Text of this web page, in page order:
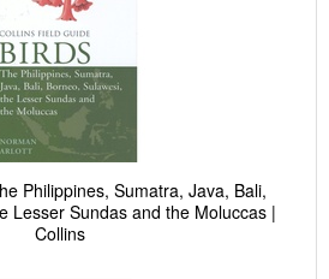
Philippines, Sumatra, Java, Bali,
Lesser Sundas and the Moluccas |
Collins